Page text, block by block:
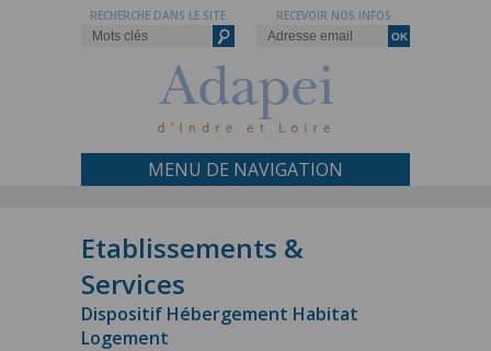
RECEVOIR NOS INFOS
RECHERCHE DANS LE SITE
MENU DE NAVIGATION
Etablissements &
Services
Dispositif Hébergement Habitat
Logement